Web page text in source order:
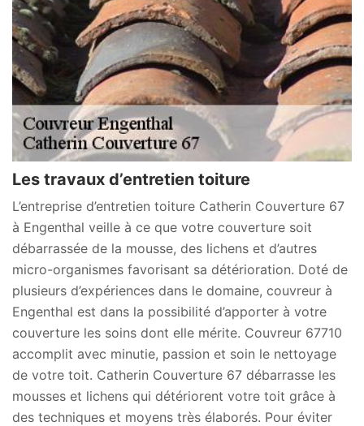
Les travaux d’entretien toiture
L’entreprise d’entretien toiture Catherin Couverture 67
à Engenthal veille à ce que votre couverture soit
débarrassée de la mousse, des lichens et d’autres
micro-organismes favorisant sa détérioration. Doté de
plusieurs d’expériences dans le domaine, couvreur à
Engenthal est dans la possibilité d’apporter à votre
couverture les soins dont elle mérite. Couvreur 67710
accomplit avec minutie, passion et soin le nettoyage
de votre toit. Catherin Couverture 67 débarrasse les
mousses et lichens qui détériorent votre toit grâce à
des techniques et moyens très élaborés. Pour éviter